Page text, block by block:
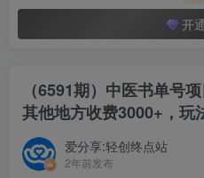
开
（6591期）中医书单号
其他地方收费3000+，玩
爱分享:轻创终点站
2年前发布